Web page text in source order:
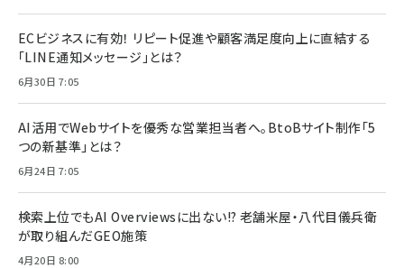
ECビジネスに有効！ リピート促進や顧客満足度向上に直結する
「LINE通知メッセージ」とは？
6月30日 7:05
AI活用でWebサイトを優秀な営業担当者へ。BtoBサイト制作「5
つの新基準」とは？
6月24日 7:05
検索上位でもAI Overviewsに出ない!? 老舗米屋・八代目儀兵衛
が取り組んだGEO施策
4月20日 8:00